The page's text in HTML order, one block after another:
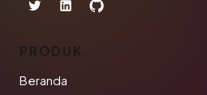
PRODUK
Beranda